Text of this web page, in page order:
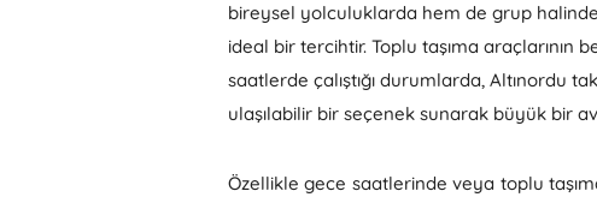
bireysel yolculuklarda hem de grup
ideal bir tercihtir. Toplu taşıma araçlarının
saatlerde çalıştığı durumlarda, Altınordu
ulaşılabilir bir seçenek sunarak büyük bir
Özellikle gece saatlerinde veya toplu